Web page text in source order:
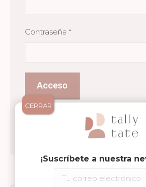
Contraseña *Obligatorio
Acceso
Recuérdame
¿Olvidaste la contraseña?
¡Suscríbete a nuestra
CERRAR